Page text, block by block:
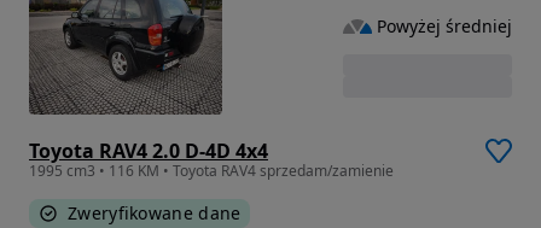
Toyota RAV4 2.0 D-4D 4x4
1995 cm3 • 116 KM • Toyota RAV4 sprzedam/zamienie
Zweryfikowane dane
Powyżej średniej